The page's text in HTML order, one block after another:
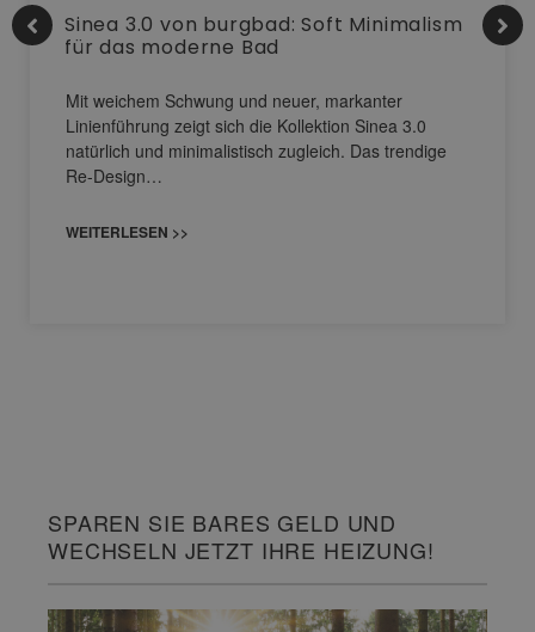
Sinea 3.0 von burgbad: Soft Minimalism
für das moderne Bad
Mit weichem Schwung und neuer, markanter
Linienführung zeigt sich die Kollektion Sinea 3.0
natürlich und minimalistisch zugleich. Das trendige
Re-Design…
WEITERLESEN >>
SPAREN SIE BARES GELD UND
WECHSELN JETZT IHRE HEIZUNG!